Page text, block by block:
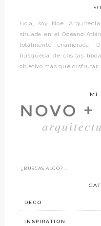
Hola, soy Noe.
situada en el Océano
totalmente enamorada.
búsqueda de cositas
objetivo más que disfrutar.
MI
DECO
INSPIRATION